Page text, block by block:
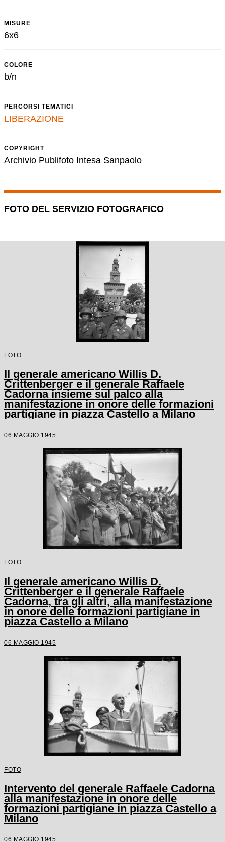
MISURE
6x6
COLORE
b/n
PERCORSI TEMATICI
LIBERAZIONE
COPYRIGHT
Archivio Publifoto Intesa Sanpaolo
FOTO DEL SERVIZIO FOTOGRAFICO
FOTO
Il generale americano Willis D.
Crittenberger e il generale Raffaele
Cadorna insieme sul palco alla
manifestazione in onore delle formazioni
partigiane in piazza Castello a Milano
06 MAGGIO 1945
FOTO
Il generale americano Willis D.
Crittenberger e il generale Raffaele
Cadorna, tra gli altri, alla manifestazione
in onore delle formazioni partigiane in
piazza Castello a Milano
06 MAGGIO 1945
FOTO
Intervento del generale Raffaele Cadorna
alla manifestazione in onore delle
formazioni partigiane in piazza Castello a
Milano
06 MAGGIO 1945